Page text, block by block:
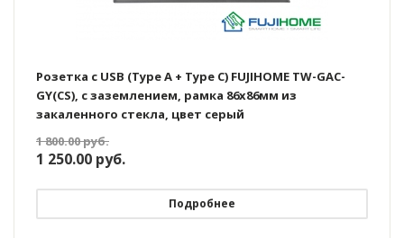
Розетка с USB (Type A + Type C) FUJIHOME TW-GAC-
GY(CS), с заземлением, рамка 86х86мм из
закаленного стекла, цвет серый
1 800.00руб.
1 250.00 руб.
Подробнее